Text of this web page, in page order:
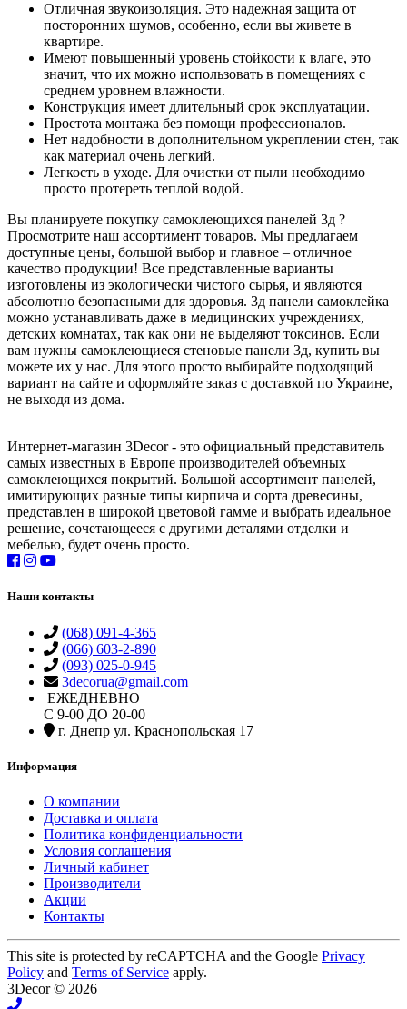
Отличная звукоизоляция. Это надежная защита от
посторонних шумов, особенно, если вы живете в
квартире.
Имеют повышенный уровень стойкости к влаге, это
значит, что их можно использовать в помещениях с
среднем уровнем влажности.
Конструкция имеет длительный срок эксплуатации.
Простота монтажа без помощи профессионалов.
Нет надобности в дополнительном укреплении стен, так
как материал очень легкий.
Легкость в уходе. Для очистки от пыли необходимо
просто протереть теплой водой.
Вы планируете покупку самоклеющихся панелей 3д ?
Просмотрите наш ассортимент товаров. Мы предлагаем
доступные цены, большой выбор и главное – отличное
качество продукции! Все представленные варианты
изготовлены из экологически чистого сырья, и являются
абсолютно безопасными для здоровья. 3д панели самоклейка
можно устанавливать даже в медицинских учреждениях,
детских комнатах, так как они не выделяют токсинов. Если
вам нужны самоклеющиеся стеновые панели 3д, купить вы
можете их у нас. Для этого просто выбирайте подходящий
вариант на сайте и оформляйте заказ с доставкой по Украине,
не выходя из дома.
Интернет-магазин 3Decor - это официальный представитель
самых известных в Европе производителей объемных
самоклеющихся покрытий. Большой ассортимент панелей,
имитирующих разные типы кирпича и сорта древесины,
представлен в широкой цветовой гамме и выбрать идеальное
решение, сочетающееся с другими деталями отделки и
мебелью, будет очень просто.
Наши контакты
(068) 091-4-365
(066) 603-2-890
(093) 025-0-945
3decorua@gmail.com
ЕЖЕДНЕВНО
С 9-00 ДО 20-00
г. Днепр ул. Краснопольская 17
Информация
О компании
Доставка и оплата
Политика конфиденциальности
Условия соглашения
Личный кабинет
Производители
Акции
Контакты
This site is protected by reCAPTCHA and the Google Privacy
Policy and Terms of Service apply.
3Decor © 2026